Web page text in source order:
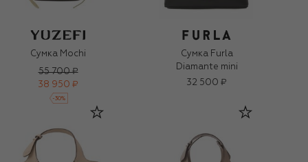
Сумка Mochi
55 700 ₽
38 950 ₽
-30%
Сумка Furla
Diamante mini
32 500 ₽